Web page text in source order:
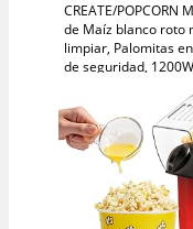
CREATE/POPCORN
de Maíz blanco roto
limpiar, Palomitas
de seguridad, 1200W